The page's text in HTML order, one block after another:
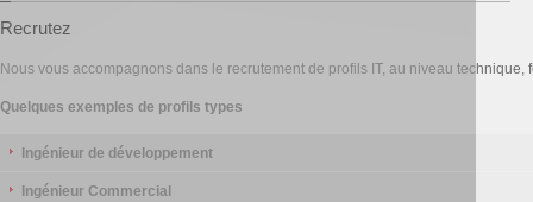
Recrutez
Nous vous accompagnons dans le recrutement de profils IT, au niveau technique,
Quelques exemples de profils types
Ingénieur de développement
Ingénieur Commercial